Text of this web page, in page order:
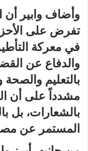
وأضاف وابير أن
تفرض على
في معركة
والدفاع عن
بالتعليم
مشدداً على أن
بالشعارات، بل
المستمر عن